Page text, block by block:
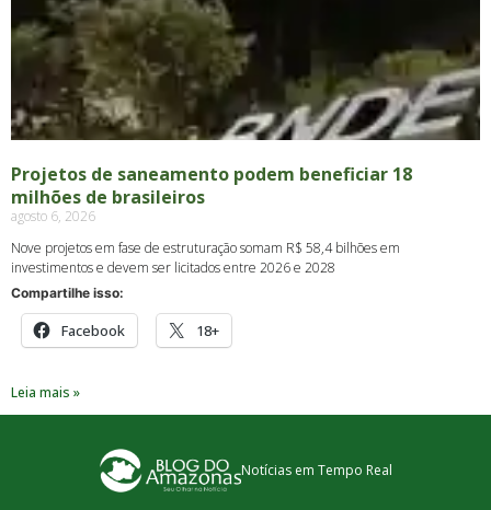
Projetos de saneamento podem beneficiar 18
milhões de brasileiros
agosto 6, 2026
Nove projetos em fase de estruturação somam R$ 58,4 bilhões em
investimentos e devem ser licitados entre 2026 e 2028
Compartilhe isso:
Facebook 18+
Leia mais »
Notícias em Tempo Real